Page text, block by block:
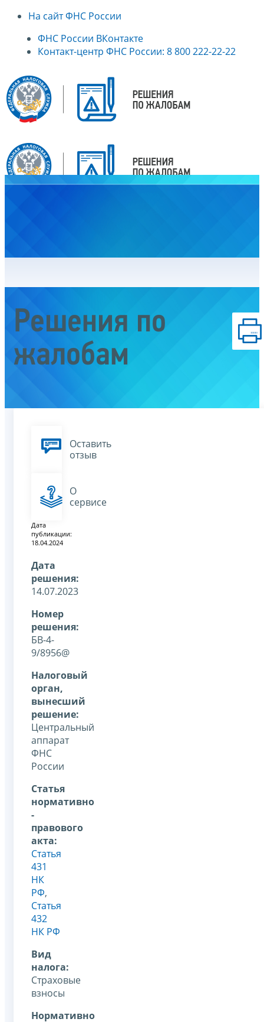
На сайт ФНС России
ФНС России ВКонтакте
Контакт-центр ФНС России: 8 800 222-22-22
Решения по
жалобам
Оставить
отзыв
О
сервисе
Дата
публикации:
18.04.2024
Дата
решения:
14.07.2023
Номер
решения:
БВ-4-
9/8956@
Налоговый
орган,
вынесший
решение:
Центральный
аппарат
ФНС
России
Статья
нормативно
-
правового
акта:
Статья
431
НК
РФ,
Статья
432
НК РФ
Вид
налога:
Страховые
взносы
Нормативно